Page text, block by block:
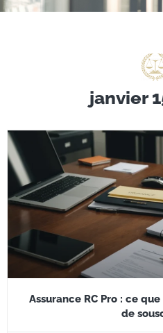
janvier
Assurance RC Pro : ce
de